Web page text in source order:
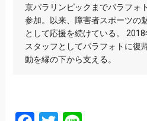
京パラリンピックまでパラフォ
参加。以来、障害者スポーツの
として応援を続けている。
スタッフとしてパラフォトに復
動を縁の下から支える。